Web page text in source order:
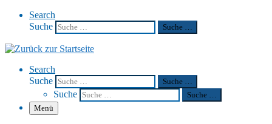
Search
Suche
Suche …
Search
Suche
Suche …
Suche
Suche …
Menü